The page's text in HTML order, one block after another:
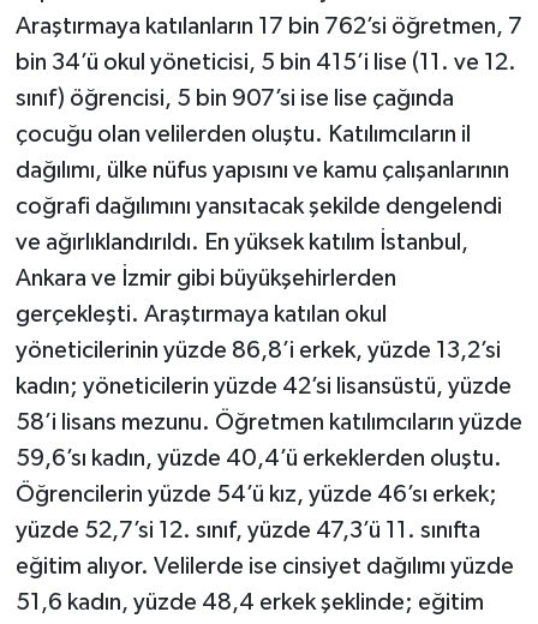
Araştırmaya katılanların 17 bin 762’si öğretmen, 7
bin 34’ü okul yöneticisi, 5 bin 415’i lise (11. ve 12.
sınıf) öğrencisi, 5 bin 907’si ise lise çağında
çocuğu olan velilerden oluştu. Katılımcıların il
dağılımı, ülke nüfus yapısını ve kamu çalışanlarının
coğrafi dağılımını yansıtacak şekilde dengelendi
ve ağırlıklandırıldı. En yüksek katılım İstanbul,
Ankara ve İzmir gibi büyükşehirlerden
gerçekleşti. Araştırmaya katılan okul
yöneticilerinin yüzde 86,8’i erkek, yüzde 13,2’si
kadın; yöneticilerin yüzde 42’si lisansüstü, yüzde
58’i lisans mezunu. Öğretmen katılımcıların yüzde
59,6’sı kadın, yüzde 40,4’ü erkeklerden oluştu.
Öğrencilerin yüzde 54’ü kız, yüzde 46’sı erkek;
yüzde 52,7’si 12. sınıf, yüzde 47,3’ü 11. sınıfta
eğitim alıyor. Velilerde ise cinsiyet dağılımı yüzde
51,6 kadın, yüzde 48,4 erkek şeklinde; eğitim